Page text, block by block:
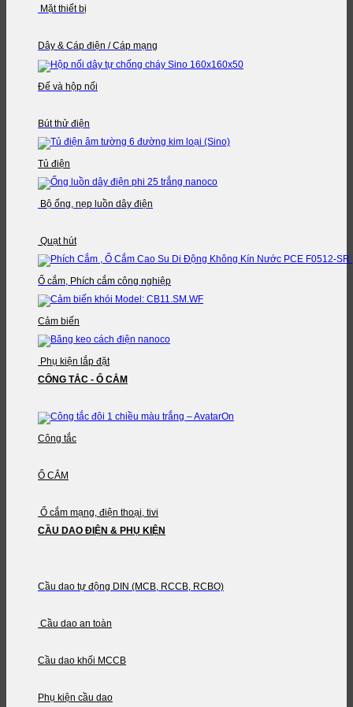
Mặt thiết bị
Dây & Cáp điện / Cáp mạng
Đế và hộp nối
Bút thử điện
Tủ điện
Bộ ống, nẹp luồn dây điện
Quạt hút
Ổ cắm, Phích cắm công nghiệp
Cảm biến
Phụ kiện lắp đặt
CÔNG TẮC - Ổ CẮM
Công tắc
Ổ CẮM
Ổ cắm mạng, điện thoại, tivi
CẦU DAO ĐIỆN & PHỤ KIỆN
Cầu dao tự động DIN (MCB, RCCB, RCBO)
Cầu dao an toàn
Cầu dao khối MCCB
Phụ kiện cầu dao